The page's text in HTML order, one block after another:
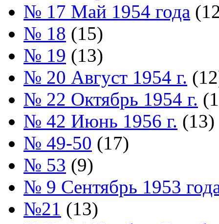
№ 17 Май 1954 года
№ 18 (15)
№ 19 (13)
№ 20 Август 1954 г.
№ 22 Октябрь 1954 г.
№ 42 Июнь 1956 г. (13)
№ 49-50 (17)
№ 53 (9)
№ 9 Сентябрь 1953
№21 (13)